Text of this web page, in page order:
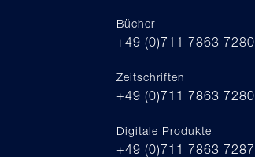
Bücher
+49 (0)711 7863 7280
Zeitschriften
+49 (0)711 7863 7280
Digitale Produkte
+49 (0)711 7863 7287